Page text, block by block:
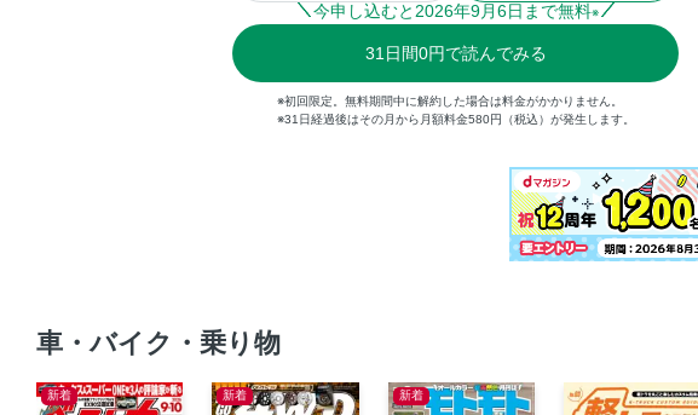
今申し込むと 2026年9月6日まで無料※
31 日間0円で読んでみる
※初回限定。無料期間中に解約した場合は料金がかかりません。
※31日経過後はその月から月額料金580円（税込）が発生します。
車・バイク・乗り物
新着 新着 新着